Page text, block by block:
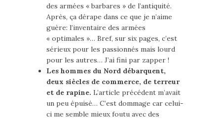
des armées « barbares » de l’antiquité.
Après, ça dérape dans ce que je n’aime
guère: l’inventaire des armées
« optimales »… Bref, sur six pages, c’est
sérieux pour les passionnés mais lourd
pour les autres… J’ai fini par zapper !
Les hommes du Nord débarquent,
deux siècles de commerce, de terreur
et de rapine. L’article précédent m’avait
un peu épuisé… C’est dommage car celui-
ci me semble mieux foutu avec des